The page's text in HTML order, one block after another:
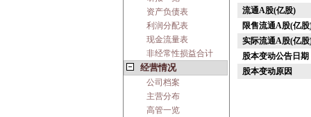
资产负债表
利润分配表
现金流量表
非经常性损益合计
经营情况
公司档案
主营分布
高管一览
流通A股(亿股)
限售流通A股(亿股
实际流通A股(亿股
股本变动公告日期
股本变动原因